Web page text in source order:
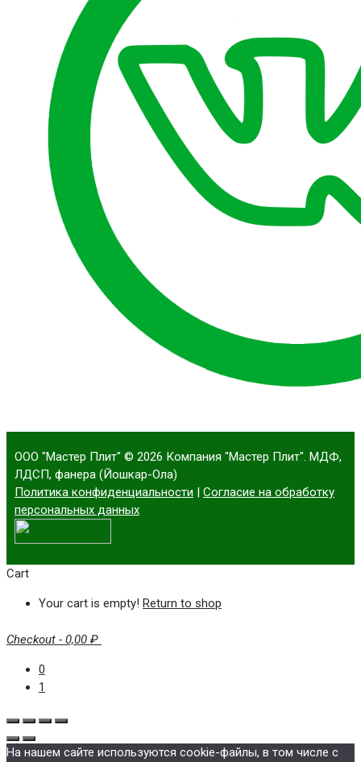
ООО "Мастер Плит" © 2026 Компания "Мастер Плит". МДФ,
ЛДСП, фанера (Йошкар-Ола)
Политика конфиденциальности | Согласие на обработку
персональных данных
Cart
Your cart is empty! Return to shop
Checkout - 0,00 ₽
0
1
На нашем сайте используются cookie-файлы, в том числе с